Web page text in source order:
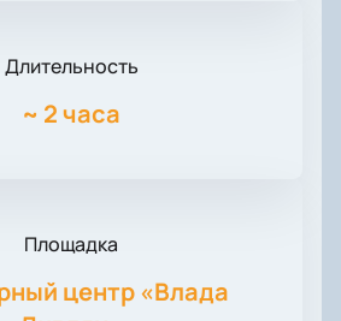
Длительность
~ 2 часа
Площадка
центр «Влада